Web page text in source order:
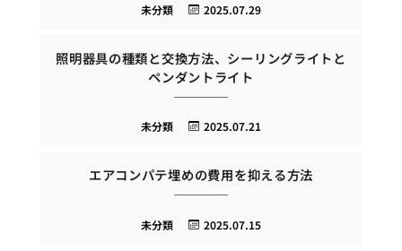
2025.07.29
未分類
照明器具の種類と交換方法、シーリングライトと
ペンダントライト
2025.07.21
未分類
エアコンパテ埋めの費用を抑える方法
2025.07.15
未分類